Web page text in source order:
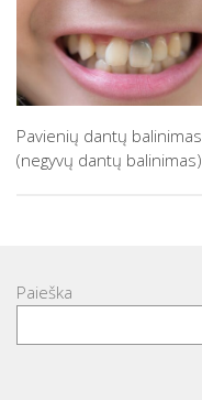
Pavienių dantų balinimas
(negyvų dantų balinimas)
Paieška